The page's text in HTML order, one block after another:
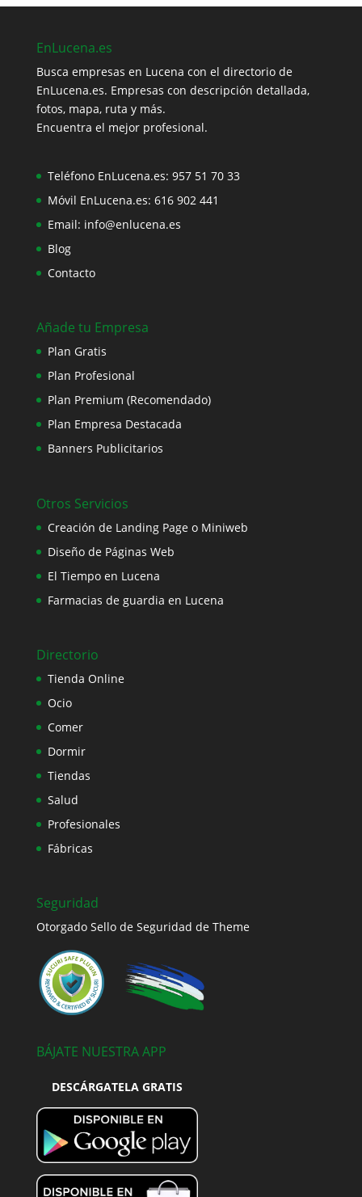
EnLucena.es
Busca empresas en Lucena con el directorio de
EnLucena.es. Empresas con descripción detallada,
fotos, mapa, ruta y más.
Encuentra el mejor profesional.
Teléfono EnLucena.es: 957 51 70 33
Móvil EnLucena.es: 616 902 441
Email: info@enlucena.es
Blog
Contacto
Añade tu Empresa
Plan Gratis
Plan Profesional
Plan Premium (Recomendado)
Plan Empresa Destacada
Banners Publicitarios
Otros Servicios
Creación de Landing Page o Miniweb
Diseño de Páginas Web
El Tiempo en Lucena
Farmacias de guardia en Lucena
Directorio
Tienda Online
Ocio
Comer
Dormir
Tiendas
Salud
Profesionales
Fábricas
Seguridad
Otorgado Sello de Seguridad de Theme
BÁJATE NUESTRA APP
DESCÁRGATELA GRATIS